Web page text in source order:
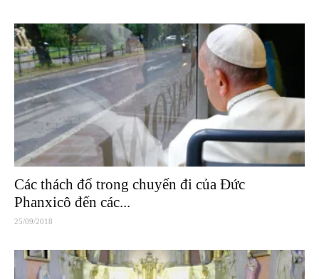
Các thách đố trong chuyến đi của Đức
Phanxicô đến các...
25/09/2018